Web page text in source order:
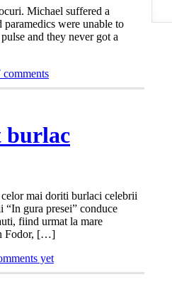
Michael suffered a
were unable to
and they never got a
comments
burlac
mai doriti burlaci celebrii
gura presei” conduce
fiind urmat la mare
Fodor, […]
yet